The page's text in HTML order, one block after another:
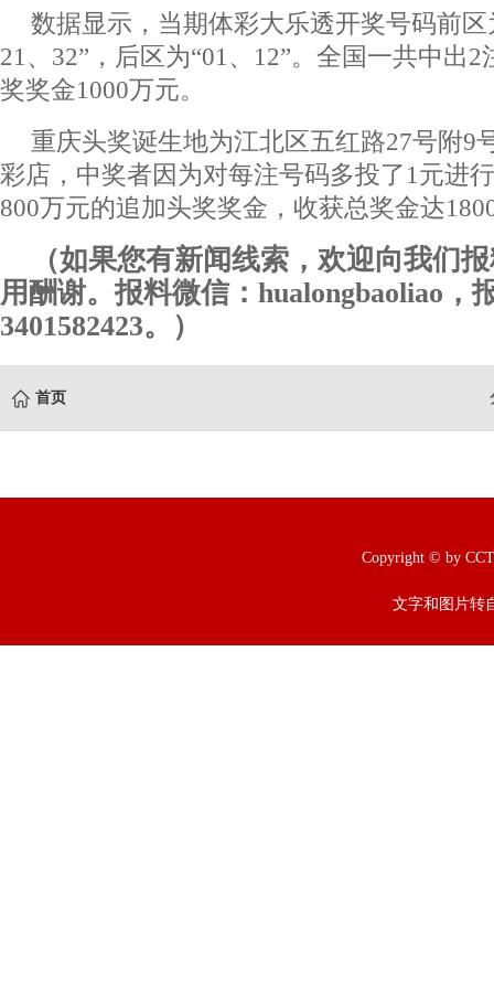
数据显示，当期体彩大乐透开奖号码前区
21、32”，后区为“01、12”。全国一共中出
奖奖金1000万元。
重庆头奖诞生地为江北区五红路27号附9
彩店，中奖者因为对每注号码多投了1元进
800万元的追加头奖奖金，收获总奖金达
（如果您有新闻线索，欢迎向我们
用酬谢。报料微信：hualongbaoliao，
3401582423。）
首页
Copyright © by
文字和图片转